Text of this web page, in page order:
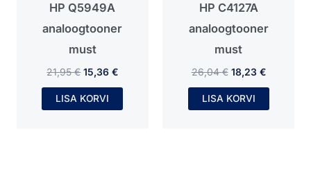
HP Q5949A
analoogtooner
must
21,95€ 15,36€
LISA KORVI
HP C4127A
analoogtooner
must
26,04€ 18,23 €
LISA KORVI